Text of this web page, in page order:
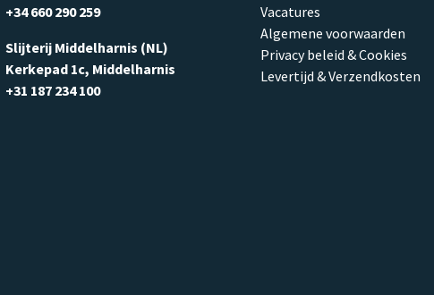
+34 660 290 259
Slijterij Middelharnis (NL)
Kerkepad 1c, Middelharnis
+31 187 234 100
Vacatures
Algemene voorwaarden
Privacy beleid & Cookies
Levertijd & Verzendkosten